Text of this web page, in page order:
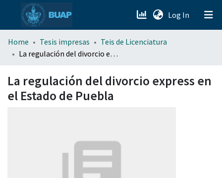
Log In (current)
menu.section.about_menu
Home Tesis impresas
Teis de Licenciatura
La regulación del divorcio express en el Estado de Puebla
La regulación del divorcio express en
el Estado de Puebla